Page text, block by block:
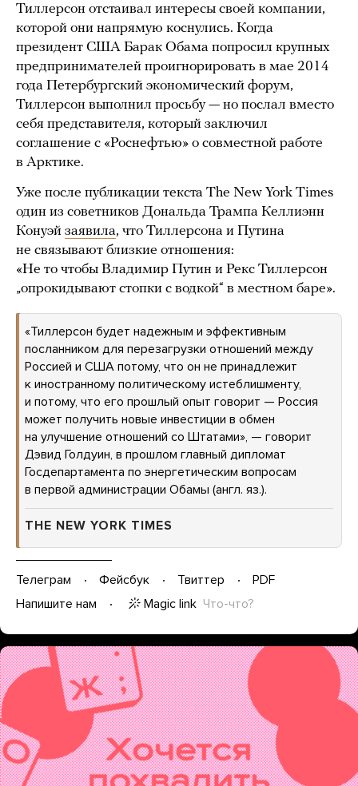
Тиллерсон отстаивал интересы своей компании,
которой они напрямую коснулись. Когда
президент США Барак Обама попросил крупных
предпринимателей проигнорировать в мае 2014
года Петербургский экономический форум,
Тиллерсон выполнил просьбу — но послал вместо
себя представителя, который заключил
соглашение с «Роснефтью» о совместной работе
в Арктике.
Уже после публикации текста The New York Times
один из советников Дональда Трампа Келлиэнн
Конуэй заявила, что Тиллерсона и Путина
не связывают близкие отношения:
«Не то чтобы Владимир Путин и Рекс Тиллерсон
„опрокидывают стопки с водкой“ в местном баре».
«Тиллерсон будет надежным и эффективным
посланником для перезагрузки отношений между
Россией и США потому, что он не принадлежит
к иностранному политическому истеблишменту,
и потому, что его прошлый опыт говорит — Россия
может получить новые инвестиции в обмен
на улучшение отношений со Штатами», — говорит
Дэвид Голдуин, в прошлом главный дипломат
Госдепартамента по энергетическим вопросам
в первой администрации Обамы (англ. яз.).
THE NEW YORK TIMES
Телеграм Фейсбук Твиттер
PDF
Напишите нам
Magic link Что-что?